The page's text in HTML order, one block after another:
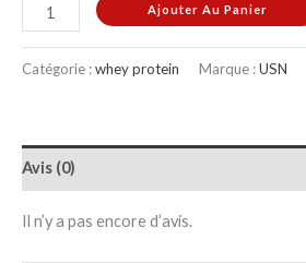
Ajouter Au Panier
Catégorie :whey protein Marque :USN
Avis (0)
Il n’y a pas encore d’avis.